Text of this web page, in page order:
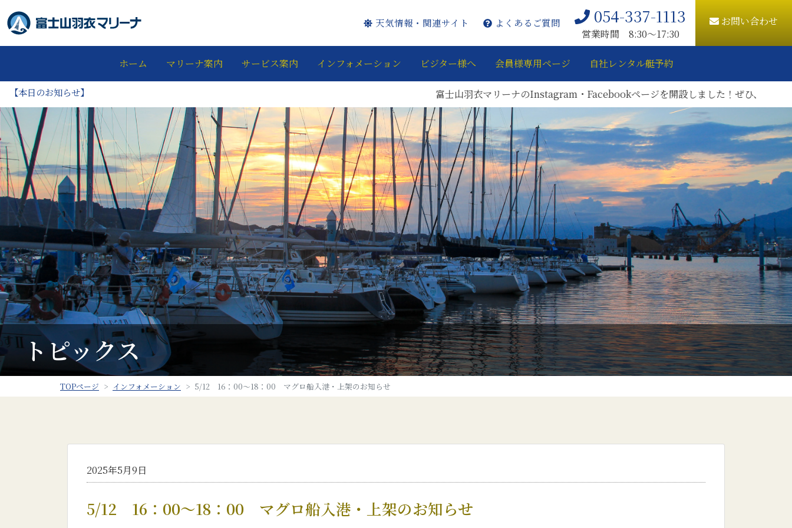
天気情報・関連サイト よくあるご質問 054-337-1113
営業時間 8:30〜17:30
お問い合わせ
ホーム マリーナ案内 サービス案内 インフォメーション ビジター様へ 会員様専用ページ 自社レンタル艇予約
【本日のお知らせ】 富士山羽衣マリーナのInstagram・Facebookページを開設しました！ぜひ、ご登録をお願い
トピックス
TOPページ インフォメーション 5/12 16：00～18：00 マグロ船入港・上架のお知らせ
2025年5月9日
5/12 16：00～18：00 マグロ船入港・上架のお知らせ